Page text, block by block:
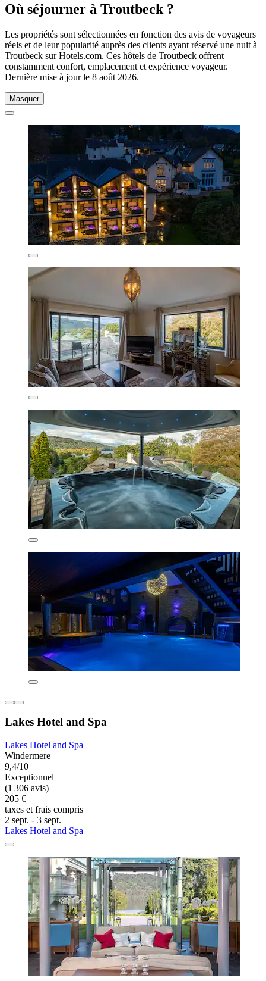
Où séjourner à Troutbeck ?
Les propriétés sont sélectionnées en fonction des avis de voyageurs
réels et de leur popularité auprès des clients ayant réservé une nuit à
Troutbeck sur Hotels.com. Ces hôtels de Troutbeck offrent
constamment confort, emplacement et expérience voyageur.
Dernière mise à jour le 8 août 2026.
Masquer
Lakes Hotel and Spa
Lakes Hotel and Spa
Windermere
9,4/10
Exceptionnel
(1 306 avis)
205 €
taxes et frais compris
2 sept. - 3 sept.
Lakes Hotel and Spa